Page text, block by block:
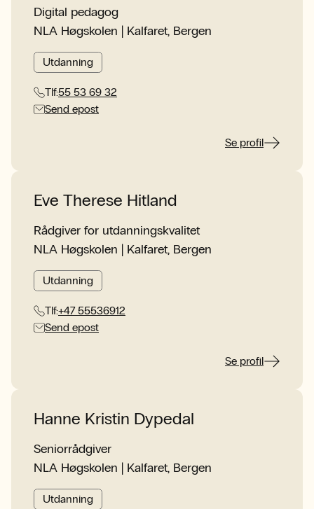
Digital pedagog
NLA Høgskolen | Kalfaret, Bergen
Utdanning
Tlf:55 53 69 32
Send epost
Se profil
Eve Therese Hitland
Rådgiver for utdanningskvalitet
NLA Høgskolen | Kalfaret, Bergen
Utdanning
Tlf:+47 55536912
Send epost
Se profil
Hanne Kristin Dypedal
Seniorrådgiver
NLA Høgskolen | Kalfaret, Bergen
Utdanning